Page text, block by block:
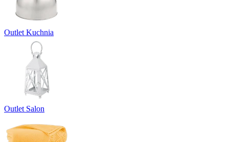
Outlet Kuchnia
Outlet Salon